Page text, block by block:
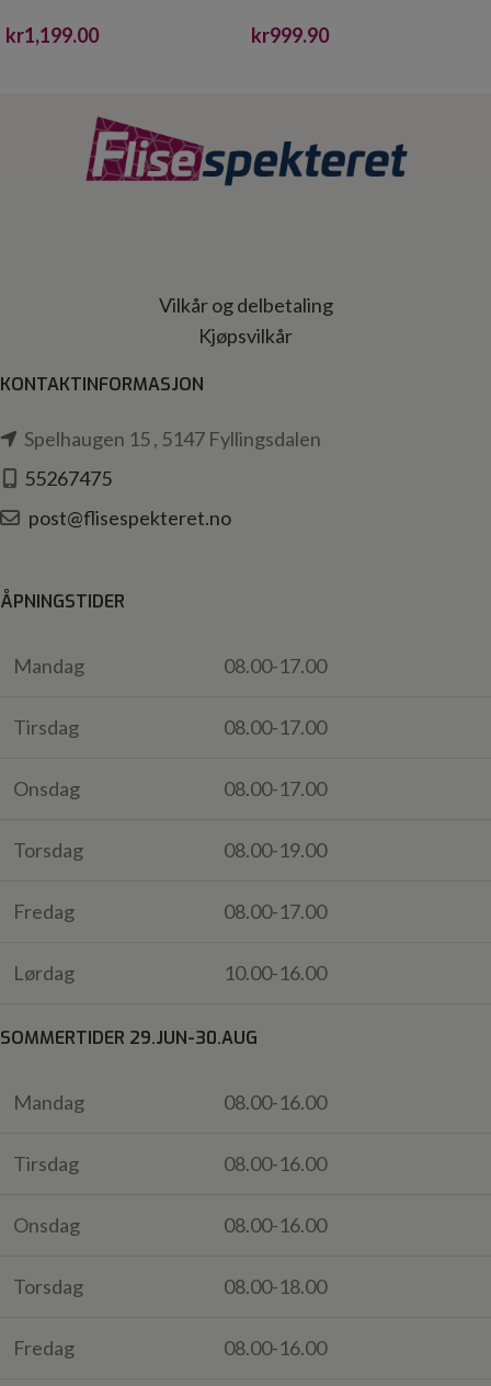
kr1,199.00 kr999.90
Vilkår og delbetaling
Kjøpsvilkår
KONTAKTINFORMASJON
Spelhaugen 15 , 5147 Fyllingsdalen
55267475
post@flisespekteret.no
ÅPNINGSTIDER
Mandag 08.00-17.00
Tirsdag 08.00-17.00
Onsdag 08.00-17.00
Torsdag 08.00-19.00
Fredag 08.00-17.00
Lørdag 10.00-16.00
SOMMERTIDER 29.JUN-30.AUG
Mandag 08.00-16.00
Tirsdag 08.00-16.00
Onsdag 08.00-16.00
Torsdag 08.00-18.00
Fredag 08.00-16.00